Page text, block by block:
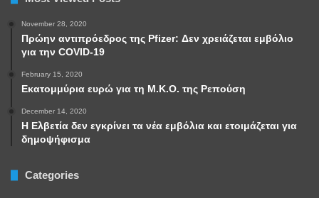
November 28, 2020
Πρώην αντιπρόεδρος της Pfizer: Δεν χρειάζεται εμβόλιο
για την COVID-19
February 15, 2020
Εκατομμύρια ευρώ για τη Μ.Κ.Ο. της Ρεπούση
December 14, 2020
Η Ελβετία δεν εγκρίνει τα νέα εμβόλια και ετοιμάζεται για
δημοψήφισμα
Categories